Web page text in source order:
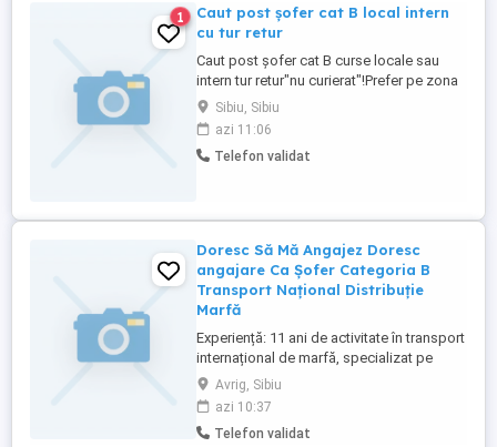
1
Caut post șofer cat B local intern
cu tur retur
Caut post șofer cat B curse locale sau
intern tur retur"nu curierat"!Prefer pe zona
Sibiu Vâlcea Deva Brașov.Am experiență
pe Sprinter Prelată 3,5t si totodată permis
din 2017 fără antecedente penale!Stiu să
lucrez cu avize sau Facturi!Cu începere
Sibiu, Sibiu
azi 11:06
Telefon validat
Doresc Să Mă Angajez Doresc
angajare Ca Șofer Categoria B
Transport Național Distribuție
Marfă
Experiență: 11 ani de activitate în transport
internațional de marfă, specializat pe
sectorul Automotive (respectare riguroasă
a timpilor de livrare, proceduri de
încărcare descărcare în uzine).
Autovehicule: Experiență vastă pe utilitare
Avrig, Sibiu
azi 10:37
Telefon validat